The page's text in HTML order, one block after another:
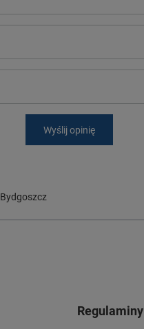
Wyślij opinię
Bydgoszcz
Regulaminy